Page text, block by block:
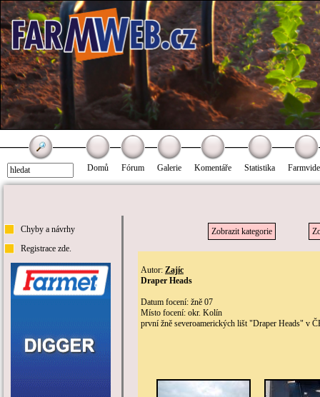
Domů Fórum Galerie Komentáře Statistika
Chyby a návrhy
Registrace zde.
Zobrazit kategorie
Autor: Zajíc
Draper Heads
Datum focení: žně 07
Místo focení: okr. Kolín
první žně severoamerických lišt "Draper Heads" v